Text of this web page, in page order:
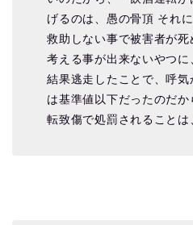
げるのは、愚の骨頂 それ
救助しない事で被害者が死
考える事が出来ないやつ
結果逃走したことで、呼
は基準値以下だったのだ
転致傷で処罰されることは